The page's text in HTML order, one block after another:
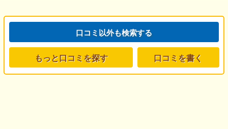
口コミ以外も検索する
もっと口コミを探す 口コミを書く